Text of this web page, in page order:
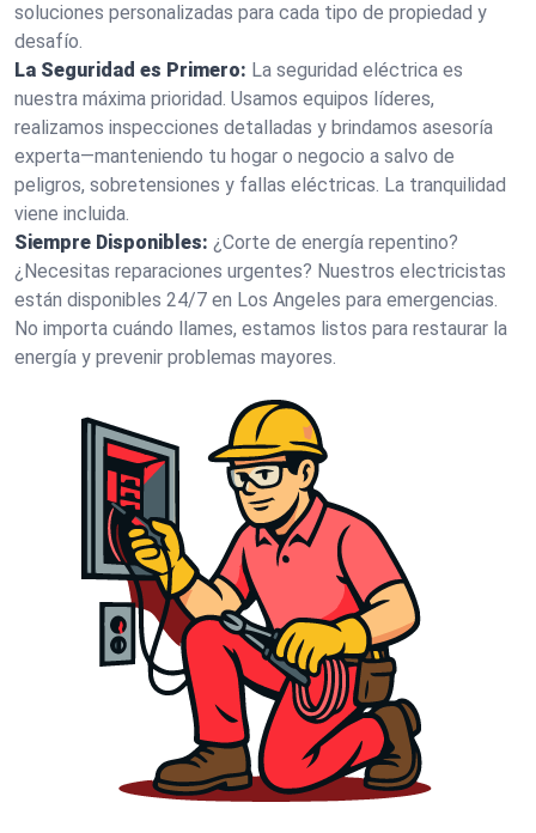
soluciones personalizadas para cada tipo de propiedad y
desafío.
La Seguridad es Primero: La seguridad eléctrica es
nuestra máxima prioridad. Usamos equipos líderes,
realizamos inspecciones detalladas y brindamos asesoría
experta—manteniendo tu hogar o negocio a salvo de
peligros, sobretensiones y fallas eléctricas. La tranquilidad
viene incluida.
Siempre Disponibles: ¿Corte de energía repentino?
¿Necesitas reparaciones urgentes? Nuestros electricistas
están disponibles 24/7 en Los Angeles para emergencias.
No importa cuándo llames, estamos listos para restaurar la
energía y prevenir problemas mayores.